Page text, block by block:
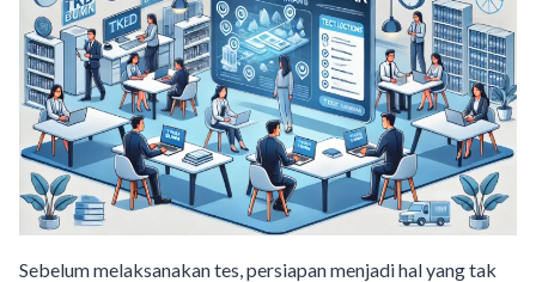
Sebelum melaksanakan tes, persiapan menjadi hal yang tak